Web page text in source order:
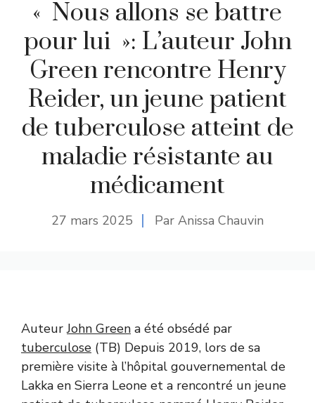
« Nous allons se battre
pour lui »: L’auteur John
Green rencontre Henry
Reider, un jeune patient
de tuberculose atteint de
maladie résistante au
médicament
27 mars 2025 Par Anissa Chauvin
AuteurJohn Green a été obsédé par
tuberculose (TB) Depuis 2019, lors de sa
première visite à l’hôpital gouvernemental de
Lakka en Sierra Leone et a rencontré un jeune